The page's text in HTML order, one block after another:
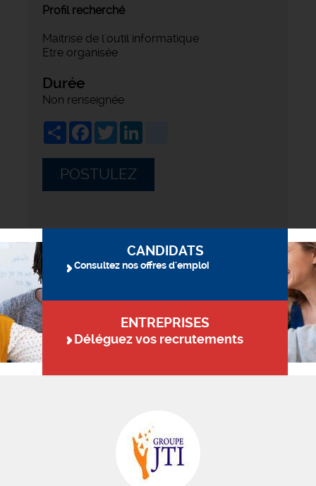
Profil recherché
Maitrise de l'outil informatique
Etre organisée
Durée
Non renseignée
ShareFacebook
Twitter
POSTULEZ
CANDIDATS
Consultez nos offres d'emploi
ENTREPRISES
Déléguez vos recrutements